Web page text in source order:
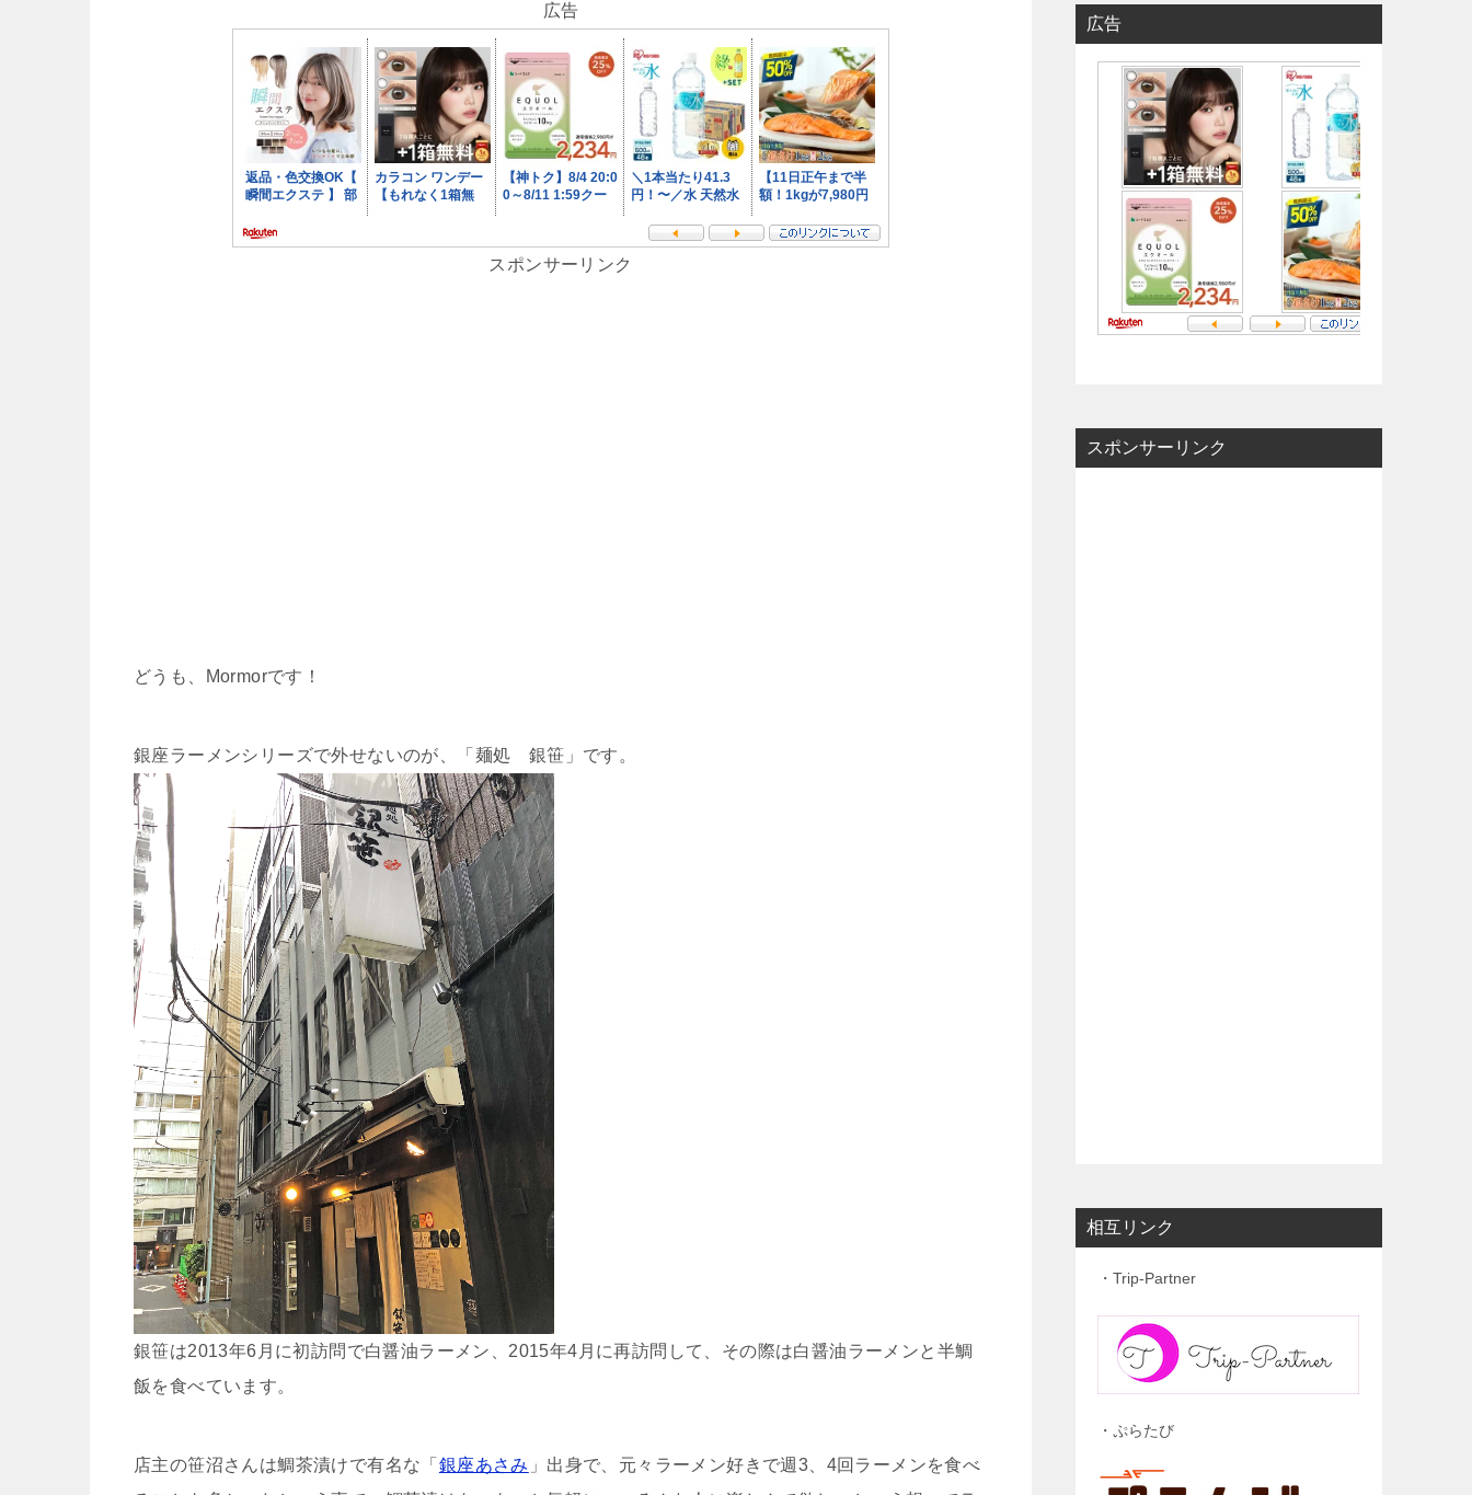
広告
スポンサーリンク
どうも、Mormorです！
銀座ラーメンシリーズで外せないのが、「麺処 銀笹」です。
銀笹は2013年6月に初訪問で白醤油ラーメン、2015年4月に再訪問して、その際は白醤油ラーメンと半鯛
飯を食べています。
店主の笹沼さんは鯛茶漬けで有名な「 銀座あさみ 」出身で、元々ラーメン好きで週3、4回ラーメンを食べ
広告
スポンサーリンク
相互リンク
・Trip-Partner
・ぷらたび